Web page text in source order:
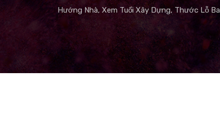
Hướng Nhà, Xem Tuổi Xây Dựng, Thước Lỗ